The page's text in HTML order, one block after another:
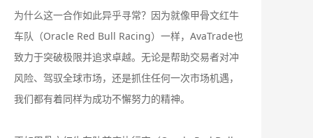
为什么这一合作如此异乎寻常？因为就像甲骨文红牛
车队（Oracle Red Bull Racing）一样，AvaTrade也
致力于突破极限并追求卓越。无论是帮助交易者对冲
风险、驾驭全球市场，还是抓住任何一次市场机遇，
我们都有着同样为成功不懈努力的精神。